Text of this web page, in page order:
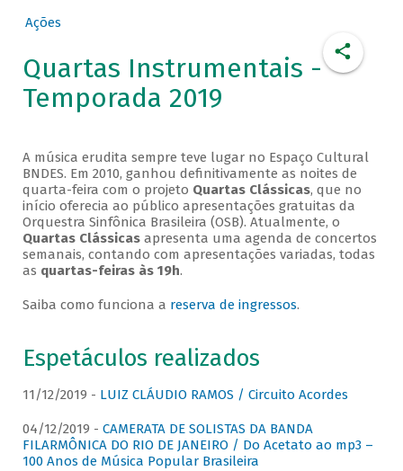
Ações
Quartas Instrumentais -
Temporada 2019
A música erudita sempre teve lugar no Espaço Cultural
BNDES. Em 2010, ganhou definitivamente as noites de
quarta-feira com o projeto Quartas Clássicas, que no
início oferecia ao público apresentações gratuitas da
Orquestra Sinfônica Brasileira (OSB). Atualmente, o
Quartas Clássicasapresenta uma agenda de concertos
semanais, contando com apresentações variadas, todas
as quartas-feiras às 19h.
Saiba como funciona a reserva de ingressos.
Espetáculos realizados
11/12/2019 - LUIZ CLÁUDIO RAMOS / Circuito Acordes
04/12/2019 - CAMERATA DE SOLISTAS DA BANDA
FILARMÔNICA DO RIO DE JANEIRO / Do Acetato ao mp3 –
100 Anos de Música Popular Brasileira